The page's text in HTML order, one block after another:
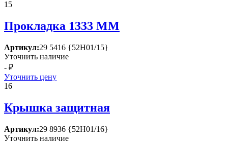
15
Прокладка 1333 ММ
Артикул:29 5416 {52Н01/15}
Уточнить наличие
- ₽
Уточнить цену
16
Крышка защитная
Артикул:29 8936 {52Н01/16}
Уточнить наличие